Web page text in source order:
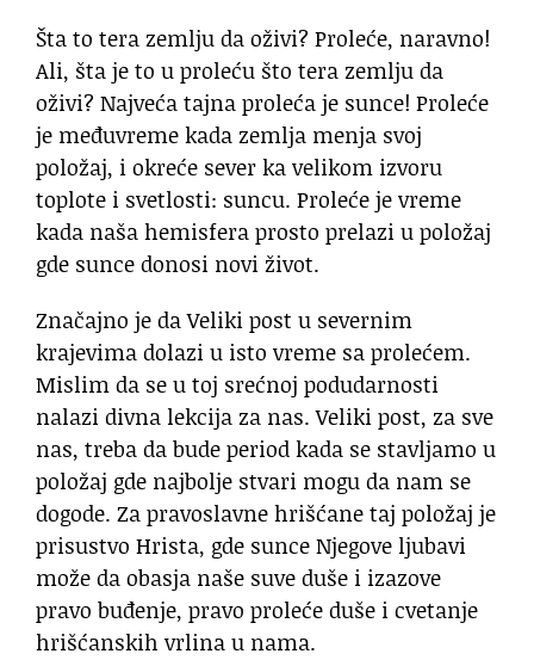
Šta to tera zemlju da oživi? Proleće, naravno!
Ali, šta je to u proleću što tera zemlju da
oživi? Najveća tajna proleća je sunce! Proleće
je međuvreme kada zemlja menja svoj
položaj, i okreće sever ka velikom izvoru
toplote i svetlosti: suncu. Proleće je vreme
kada naša hemisfera prosto prelazi u položaj
gde sunce donosi novi život.
Značajno je da Veliki post u severnim
krajevima dolazi u isto vreme sa prolećem.
Mislim da se u toj srećnoj podudarnosti
nalazi divna lekcija za nas. Veliki post, za sve
nas, treba da bude period kada se stavljamo u
položaj gde najbolje stvari mogu da nam se
dogode. Za pravoslavne hrišćane taj položaj je
prisustvo Hrista, gde sunce Njegove ljubavi
može da obasja naše suve duše i izazove
pravo buđenje, pravo proleće duše i cvetanje
hrišćanskih vrlina u nama.